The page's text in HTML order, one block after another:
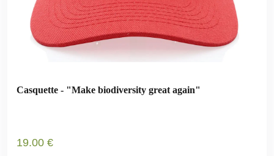
Casquette - "Make biodiversity great again"
19.00 €